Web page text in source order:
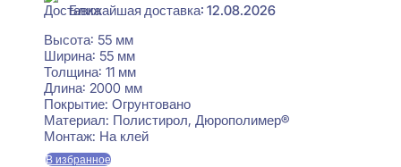
Ближайшая доставка: 12.08.2026
Высота: 55 мм
Ширина: 55 мм
Толщина: 11 мм
Длина: 2000 мм
Покрытие: Огрунтовано
Материал: Полистирол, Дюрополимер®
Монтаж: На клей
В избранное